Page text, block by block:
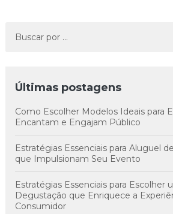
Últimas postagens
Como Escolher Modelos Ideais para
Encantam e Engajam Público
Estratégias Essenciais para Aluguel
que Impulsionam Seu Evento
Estratégias Essenciais para Escolher
Degustação que Enriquece a
Consumidor